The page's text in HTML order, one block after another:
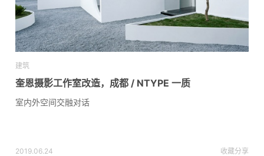
建筑
奎恩摄影工作室改造，成都 / NTYPE 一质
室内外空间交融对话
2019.06.24 收藏分享